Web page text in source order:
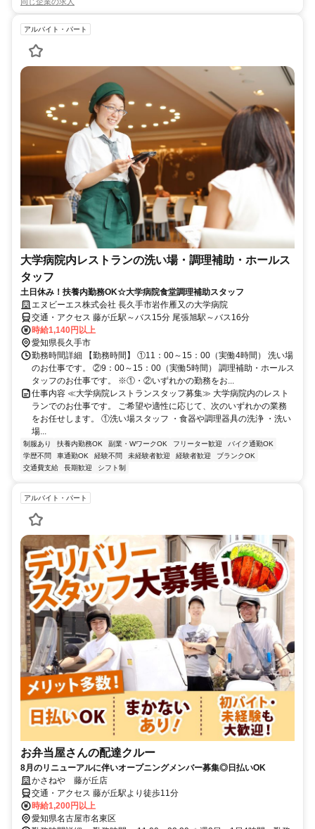
アルバイト・パート
大学病院内レストランの洗い場・調理補助・ホールス
タッフ
土日休み！扶養内勤務OK☆大学病院食堂調理補助スタッフ
エヌビーエス株式会社 長久手市岩作雁又の大学病院
交通・アクセス 藤が丘駅～バス15分 尾張旭駅～バス16分
時給1,140円以上
愛知県長久手市
勤務時間詳細 【勤務時間】 ①11：00～15：00（実働4時間） 洗い場
のお仕事です。 ②9：00～15：00（実働5時間） 調理補助・ホールス
タッフのお仕事です。 ※①・②いずれかの勤務をお...
仕事内容 ≪大学病院レストランスタッフ募集≫ 大学病院内のレスト
ランでのお仕事です。 ご希望や適性に応じて、次のいずれかの業務
をお任せします。 ①洗い場スタッフ ・食器や調理器具の洗浄 ・洗い
場...
制服あり 扶養内勤務OK 副業・WワークOK フリーター歓迎
バイク通勤OK
学歴不問
車通勤OK 経験不問 未経験者歓迎 経験者歓迎
ブランクOK
交通費支給
長期歓迎 シフト制
アルバイト・パート
お弁当屋さんの配達クルー
8月のリニューアルに伴いオープニングメンバー募集◎日払いOK
かさねや 藤が丘店
交通・アクセス 藤が丘駅より徒歩11分
時給1,200円以上
愛知県名古屋市名東区